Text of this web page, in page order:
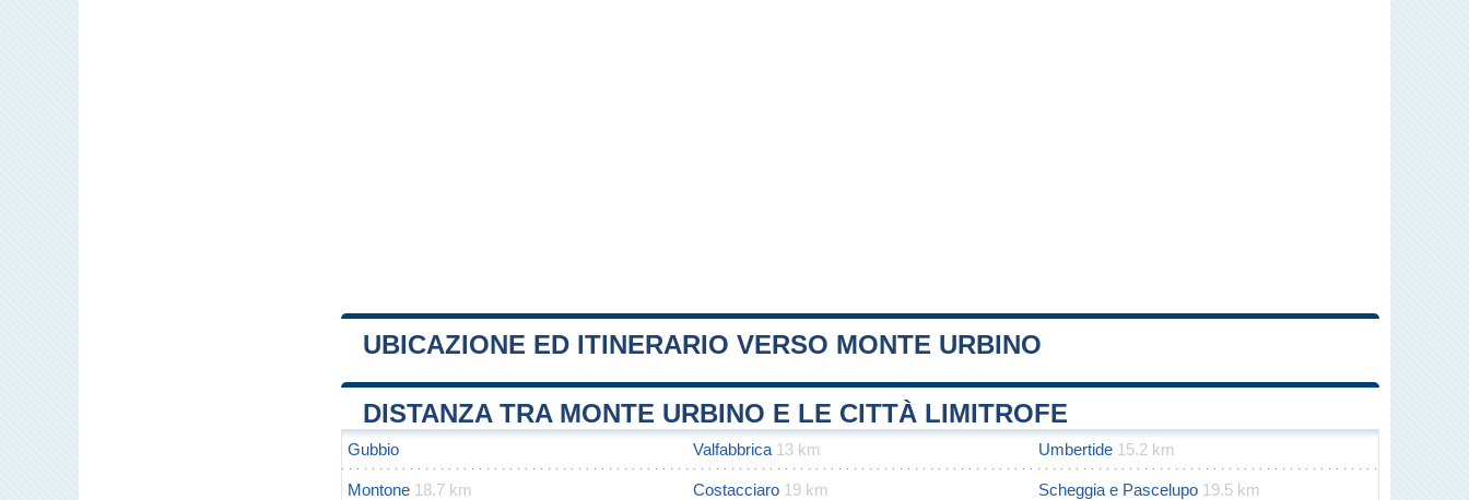
UBICAZIONE ED ITINERARIO VERSO MONTE URBINO
+
−
DISTANZA TRA MONTE URBINO E LE CITTÀ LIMITROFE
Gubbio Valfabbrica 13 km Umbertide 15.2 km
Montone 18.7 km Costacciaro 19 km Scheggia e Pascelupo 19.5 km